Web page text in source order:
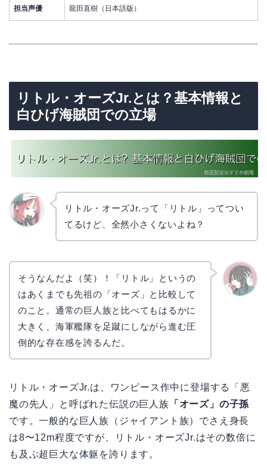
担当声優 龍田直樹（日本語版）
リトル・オーズJr.とは？基本情報と
白ひげ海賊団での立場
リトル・オーズJr.って「リトル」ってつい
てるけど、全然小さくないよね？
そうなんだよ（笑）！「リトル」というの
はあくまでも先祖の「オーズ」と比較して
のこと。通常の巨人族と比べてもはるかに
大きく、海軍艦隊を足蹴にしながら進む圧
倒的な存在感を誇るんだ。
リトル・オーズJr.は、ワンピース作中に登場する「悪
魔の先人」と呼ばれた伝説の巨人族 「オーズ」の子孫
です。一般的な巨人族（ジャイアント族）でさえ身長
は8〜12m程度ですが、リトル・オーズJr.はその数倍に
も及ぶ超巨大な体躯を誇ります。